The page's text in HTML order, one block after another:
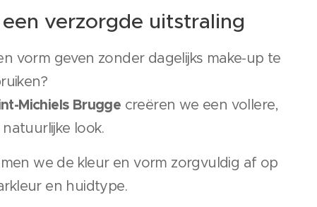
verzorgde uitstraling
vorm geven zonder dagelijks make-up te
Michiels Brugge creëren we een vollere,
look.
we de kleur en vorm zorgvuldig af op
en huidtype.